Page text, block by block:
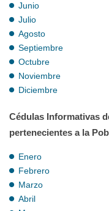
Junio
Julio
Agosto
Septiembre
Octubre
Noviembre
Diciembre
Cédulas Informativas
pertenecientes a la
Enero
Febrero
Marzo
Abril